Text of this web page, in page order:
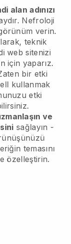
alan adınızı
Nefroloji
verin.
teknik
web sitenizi
için yaparız.
bir etki
kullanmak
etki
ve
sağlayın -
temasını
özelleştirin.